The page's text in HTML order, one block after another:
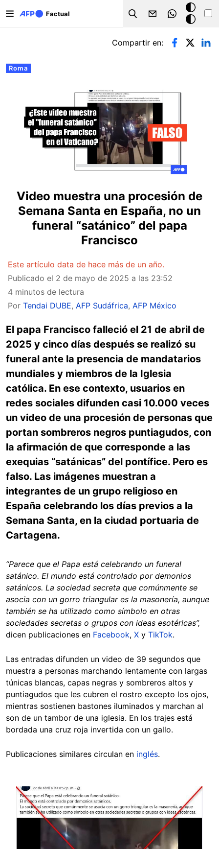
Factual
Search
Modo
oscuro
Solapas principales
Roma
Compartir en:
Video muestra una procesión de
Semana Santa en España, no un
funeral “satánico” del papa
Francisco
Este artículo data de hace más de un año.
Publicado el 2 de mayo de 2025 a las 23:52
4 minutos de lectura
Por Tendai DUBE, AFP Sudáfrica, AFP México
El papa Francisco falleció el 21 de abril de
2025 y cinco días después se realizó su
funeral ante la presencia de mandatarios
mundiales y miembros de la Iglesia
católica. En ese contexto, usuarios en
redes sociales difunden casi 10.000 veces
un video de una procesión de personas que
portan sombreros negros puntiagudos, con
la afirmación de que corresponde a las
exequias “satánicas” del pontífice. Pero es
falso. Las imágenes muestran a
integrantes de un grupo religioso en
España celebrando los días previos a la
Semana Santa, en la ciudad portuaria de
Cartagena.
“Parece que el Papa está celebrando un funeral
satánico. El mundo está controlado por demonios
satánicos. La sociedad secreta que comúnmente se
asocia con un gorro triangular es la masonería, aunque
también se ha utilizado como símbolo en otras
sociedades secretas o grupos con ideas esotéricas”,
dicen publicaciones en Facebook, X y TikTok.
Las entradas difunden un video de 39 segundos que
muestra a personas marchando lentamente con largas
túnicas blancas, capas negras y sombreros altos y
puntiagudos que les cubren el rostro excepto los ojos,
mientras sostienen bastones iluminados y marchan al
son de un tambor de una iglesia. En los trajes está
bordada una cruz roja invertida con un gallo.
Publicaciones similares circulan en inglés.
Image